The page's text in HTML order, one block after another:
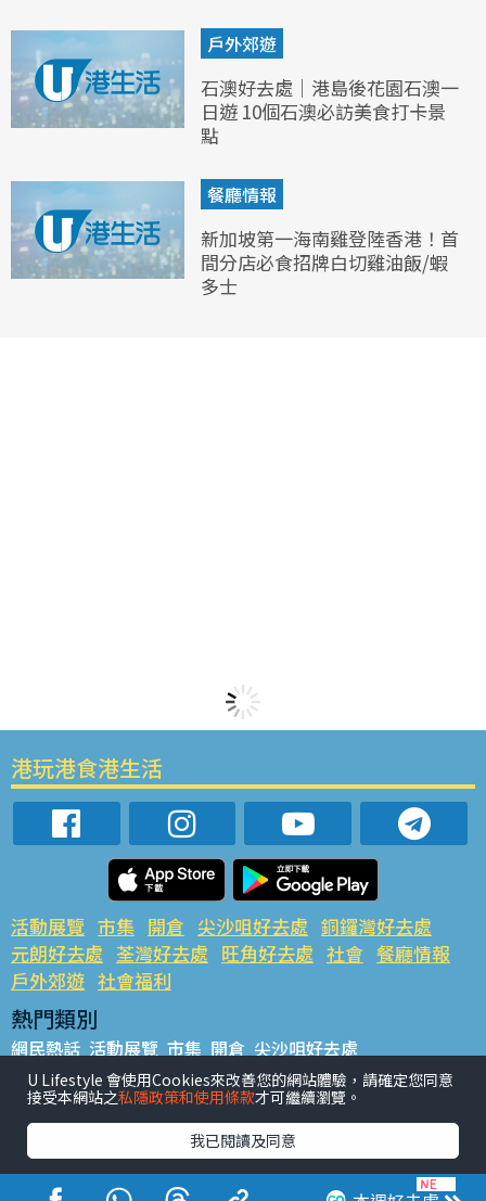
戶外郊遊
石澳好去處｜港島後花園石澳一
日遊 10個石澳必訪美食打卡景
點
餐廳情報
新加坡第一海南雞登陸香港！首
間分店必食招牌白切雞油飯/蝦
多士
港玩港食港生活
活動展覽 市集 開倉 尖沙咀好去處 銅鑼灣好去處
元朗好去處 荃灣好去處 旺角好去處 社會 餐廳情報
戶外郊遊 社會福利
熱門類別
網民熱話 活動展覽 市集 開倉 尖沙咀好去處
銅鑼灣好去處 元朗好去處 荃灣好去處 旺角好去處 社會
餐廳情報 戶外郊遊
熱門標籤
#UGO搵好去處 #人氣活動推介 #美食社群熱話
#親子玩樂好去處
#ULifestyle應用程式 #限時搶
U Lifestyle 會使用Cookies來改善您的網站體驗，請確定您同意
接受本網站之私隱政策和使用條款才可繼續瀏覽。
我已閱讀及同意